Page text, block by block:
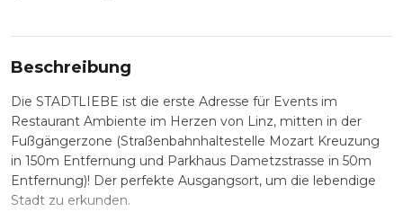
Beschreibung
Die STADTLIEBE ist die erste Adresse für Events im
Restaurant Ambiente im Herzen von Linz, mitten in der
Fußgängerzone (Straßenbahnhaltestelle Mozart Kreuzung
in 150m Entfernung und Parkhaus Dametzstrasse in 50m
Entfernung)! Der perfekte Ausgangsort, um die lebendige
Stadt zu erkunden.